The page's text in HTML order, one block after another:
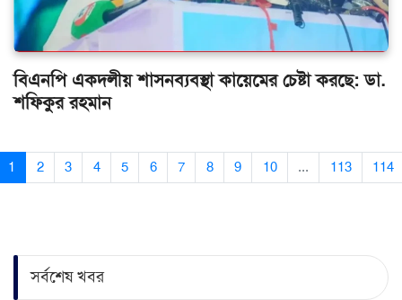
বিএনপি একদলীয় শাসনব্যবস্থা কায়েমের চেষ্টা করছে: ডা.
শফিকুর রহমান
1 2 3 4 5 6 7 8 9 10 ... 113 114
সর্বশেষ খবর